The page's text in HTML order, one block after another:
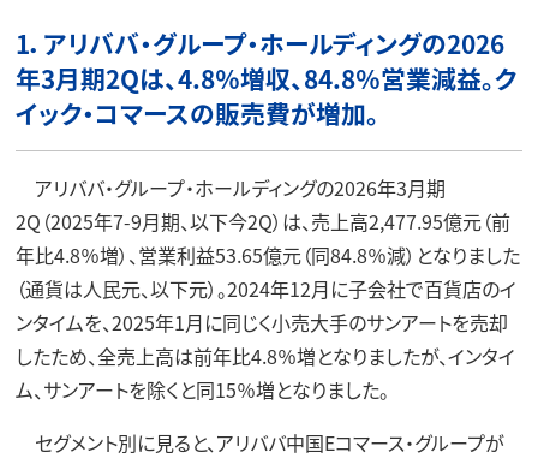
1．アリババ・グループ・ホールディングの2026
年3月期2Qは、4.8％増収、84.8％営業減益。ク
イック・コマースの販売費が増加。
アリババ・グループ・ホールディングの2026年3月期
2Q（2025年7-9月期、以下今2Q）は、売上高2,477.95億元（前
年比4.8％増）、営業利益53.65億元（同84.8％減）となりました
（通貨は人民元、以下元）。2024年12月に子会社で百貨店のイ
ンタイムを、2025年1月に同じく小売大手のサンアートを売却
したため、全売上高は前年比4.8％増となりましたが、インタイ
ム、サンアートを除くと同15％増となりました。
セグメント別に見ると、アリババ中国Eコマース・グループが